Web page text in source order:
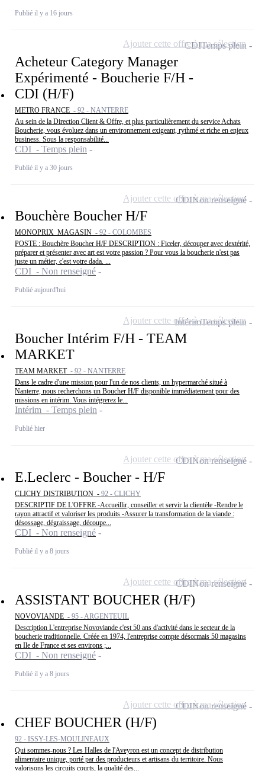
Publié il y a 16 jours
Acheteur Category Manager
Expérimenté - Boucherie F/H -
CDI (H/F)
METRO FRANCE - 92 - NANTERRE
Au sein de la Direction Client & Offre, et plus particulièrement du service Achats
Boucherie, vous évoluez dans un environnement exigeant, rythmé et riche en enjeux
business. Sous la responsabilité...
CDI - Temps plein
Publié il y a 30 jours
CDITemps plein
Ajouter cette offre à ma sélection
Bouchère Boucher H/F
MONOPRIX_MAGASIN - 92 - COLOMBES
POSTE : Bouchère Boucher H/F DESCRIPTION : Ficeler, découper avec dextérité,
préparer et présenter avec art est votre passion ? Pour vous la boucherie n'est pas
juste un métier, c'est votre dada. ...
CDI - Non renseigné
Publié aujourd'hui
CDINon renseigné
Ajouter cette offre à ma sélection
Boucher Intérim F/H - TEAM
MARKET
TEAM MARKET - 92 - NANTERRE
Dans le cadre d'une mission pour l'un de nos clients, un hypermarché situé à
Nanterre, nous recherchons un Boucher H/F disponible immédiatement pour des
missions en intérim. Vous intégrerez le...
Intérim - Temps plein
Publié hier
IntérimTemps plein
Ajouter cette offre à ma sélection
E.Leclerc - Boucher - H/F
CLICHY DISTRIBUTION - 92 - CLICHY
DESCRIPTIF DE L'OFFRE -Accueillir, conseiller et servir la clientèle -Rendre le
rayon attractif et valoriser les produits -Assurer la transformation de la viande :
désossage, dégraissage, découpe...
CDI - Non renseigné
Publié il y a 8 jours
CDINon renseigné
Ajouter cette offre à ma sélection
ASSISTANT BOUCHER (H/F)
NOVOVIANDE - 95 - ARGENTEUIL
Description L'entreprise Novoviande c'est 50 ans d'activité dans le secteur de la
boucherie traditionnelle. Créée en 1974, l'entreprise compte désormais 50 magasins
en Ile de France et ses environs ;...
CDI - Non renseigné
Publié il y a 8 jours
CDINon renseigné
Ajouter cette offre à ma sélection
CHEF BOUCHER (H/F)
92 - ISSY-LES-MOULINEAUX
Qui sommes-nous ? Les Halles de l'Aveyron est un concept de distribution
alimentaire unique, porté par des producteurs et artisans du territoire. Nous
valorisons les circuits courts, la qualité des...
CDINon renseigné
Ajouter cette offre à ma sélection